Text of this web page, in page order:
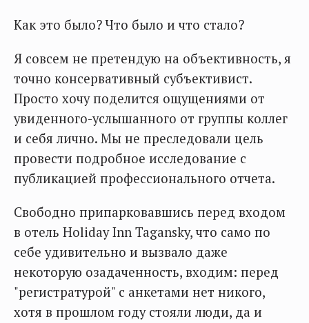
Как это было? Что было и что стало?
Я совсем не претендую на объективность, я
точно консервативный субъективист.
Просто хочу поделится ощущениями от
увиденного-услышанного от группы коллег
и себя лично. Мы не преследовали цель
провести подробное исследование с
публикацией профессионального отчета.
Свободно припарковавшись перед входом
в отель Holiday Inn Tagansky, что само по
себе удивительно и вызвало даже
некоторую озадаченность, входим: перед
"регистратурой" с анкетами нет никого,
хотя в прошлом году стояли люди, да и